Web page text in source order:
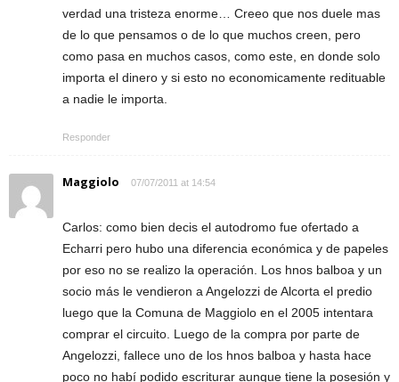
verdad una tristeza enorme… Creeo que nos duele mas
de lo que pensamos o de lo que muchos creen, pero
como pasa en muchos casos, como este, en donde solo
importa el dinero y si esto no economicamente redituable
a nadie le importa.
Responder
Maggiolo 07/07/2011 at 14:54
Carlos: como bien decis el autodromo fue ofertado a
Echarri pero hubo una diferencia económica y de papeles
por eso no se realizo la operación. Los hnos balboa y un
socio más le vendieron a Angelozzi de Alcorta el predio
luego que la Comuna de Maggiolo en el 2005 intentara
comprar el circuito. Luego de la compra por parte de
Angelozzi, fallece uno de los hnos balboa y hasta hace
poco no habí podido escriturar aunque tiene la posesión y